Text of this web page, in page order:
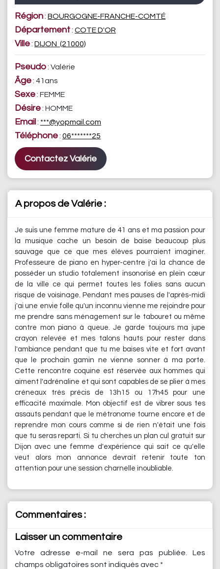
Région: BOURGOGNE-FRANCHE-COMTÉ
Département: COTE D'OR
Ville: DIJON (21000)
Pseudo: Valérie
Âge: 41ans
Sexe: FEMME
Désire: HOMME
Email: ***@yopmail.com
Téléphone: 06*******25
Contactez Valérie
A propos de Valérie :
Je suis une femme mature de 41 ans et ma passion pour
la musique cache un besoin de baise beaucoup plus
sauvage que ce que mes élèves pourraient imaginer.
Professeure de piano en hyper-centre j'ai la chance de
posséder un studio totalement insonorisé en plein cœur
de la ville ce qui permet toutes les folies sans aucun
risque de voisinage. Pendant mes pauses de l'après-midi
j'ai une envie folle qu'un inconnu vienne me rejoindre pour
me prendre sans ménagement sur le tabouret ou même
contre mon piano à queue. Je garde toujours ma jupe
crayon relevée et mes talons hauts pour rester dans
l'ambiance pendant que tu me baises vite et fort avant
que le prochain gamin ne vienne sonner à ma porte.
Cette rencontre coquine est réservée aux hommes qui
aiment l'adrénaline et qui sont capables de se plier à mes
créneaux très précis de 13h15 ou 17h45 pour une
efficacité maximale. Mon objectif est de vibrer sous tes
assauts pendant que le métronome tourne encore et de
reprendre mon cours comme si de rien n'était une fois
que tu seras reparti. Si tu cherches un plan cul gratuit sur
Dijon avec une femme d'expérience qui sait ce qu'elle
veut alors mon annonce devrait retenir toute ton
attention pour une session charnelle inoubliable.
Commentaires :
Laisser un commentaire
Votre adresse e-mail ne sera pas publiée.
Les
champs obligatoires sont indiqués avec *